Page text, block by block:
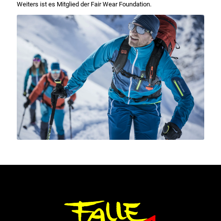
Weiters ist es Mitglied der Fair Wear Foundation.